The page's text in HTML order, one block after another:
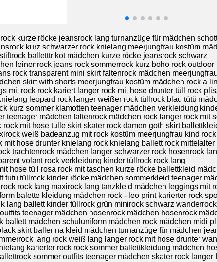
kurze röcke jeansrock lang turnanzüge für mädchen
kurz schwarzer rock knielang meerjungfrau kostüm
balletttrikot mädchen kurze röcke jeansrock schwarz
leinenrock jeans rock sommerrock kurz boho rock
rock transparent mini skirt faltenrock mädchen
skirt with shorts meerjungfrau kostüm mädchen rock a
mit rock rock kariert langer rock mit hose drunter tüll rock
leopard rock langer weißer rock tüllrock blau tütü
kurz sommer klamotten teenager mädchen verkleidung
teenager mädchen faltenrock mädchen rock langer rock
mit hose tulle skirt skater rock damen goth skirt
weiß badeanzug mit rock kostüm meerjungfrau kind
mit hose drunter knielang rock knielang ballett rock
trachtenrock mädchen langer schwarzer rock hosenrock
volant rock verkleidung kinder tüllrock rock lang
hose tüll rosa rock mit taschen kurze röcke ballettkleid
tutu tüllrock kinder röcke mädchen sommerkleid teenager
rock lang maxirock lang tanzkleid mädchen leggings mit
balette kleidung mädchen rock - leo print karierter rock
lang ballett kinder tüllrock grün minirock schwarz
teenager mädchen hosenrock mädchen hosenrock
ballett mädchen schuluniform mädchen rock mädchen midi
skirt ballerina kleid mädchen turnanzüge für mädchen
lang rock weiß lang langer rock mit hose drunter
karierter rock rock sommer ballettkleidung mädchen
sommer outfits teenager mädchen skater rock